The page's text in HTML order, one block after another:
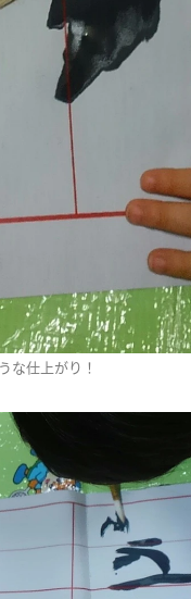
な仕上がり！